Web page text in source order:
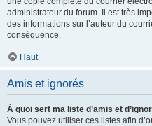
administrateur du forum. Il est très
des informations sur l’auteur du
conséquence.
Haut
Amis et ignorés
À quoi sert ma liste d’amis et
Vous pouvez utiliser ces listes afin